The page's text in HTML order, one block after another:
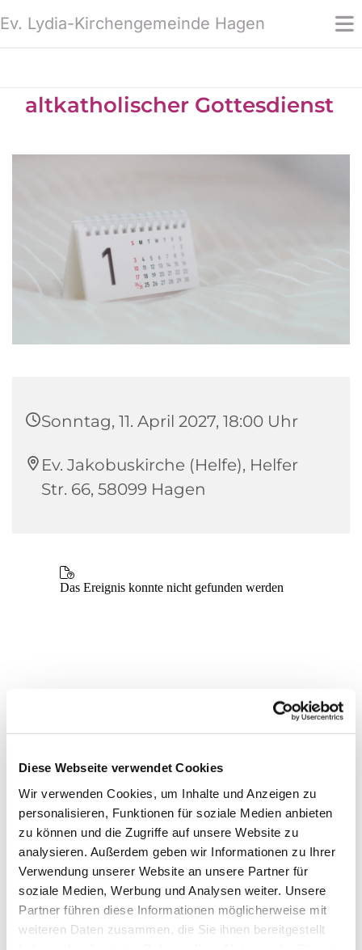
Diese Webseite verwendet Cookies
Wir verwenden Cookies, um Inhalte und Anzeigen zu
personalisieren, Funktionen für soziale Medien anbieten
zu können und die Zugriffe auf unsere Website zu
analysieren. Außerdem geben wir Informationen zu Ihrer
Verwendung unserer Website an unsere Partner für
soziale Medien, Werbung und Analysen weiter. Unsere
Partner führen diese Informationen möglicherweise mit
weiteren Daten zusammen, die Sie ihnen bereitgestellt
Ev. Lydia-Kirchengemeinde Hagen
altkatholischer Gottesdienst
Sonntag, 11. April 2027, 18:00 Uhr
Ev. Jakobuskirche (Helfe), Helfer
Str. 66, 58099 Hagen
Dies könnte Sie auch
interessieren